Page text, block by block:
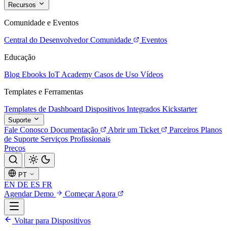
Recursos
Comunidade e Eventos
Central do Desenvolvedor Comunidade
Eventos
Educação
Blog Ebooks IoT Academy Casos de Uso Vídeos
Templates e Ferramentas
Templates de Dashboard Dispositivos Integrados Kickstarter
Suporte
Fale Conosco Documentação Abrir um Ticket Parceiros Planos
de Suporte Serviços Profissionais
Preços
PT
EN DE ES FR
Agendar Demo
Começar Agora
Voltar para Dispositivos